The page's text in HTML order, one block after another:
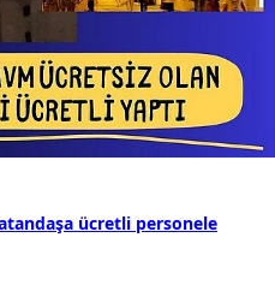
ücretli personele